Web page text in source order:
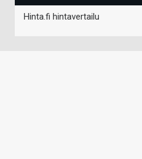
Hinta.fi hintavertailu